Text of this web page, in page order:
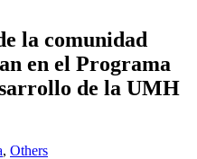
la comunidad
en el Programa
de la UMH
, Others